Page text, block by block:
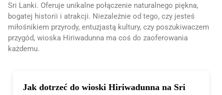
Sri Lanki. Oferuje unikalne połączenie naturalnego piękna,
bogatej historii i atrakcji. Niezależnie od tego, czy jesteś
miłośnikiem przyrody, entuzjastą kultury, czy poszukiwaczem
przygód, wioska Hiriwadunna ma coś do zaoferowania
każdemu.
Jak dotrzeć do wioski Hiriwadunna na Sri